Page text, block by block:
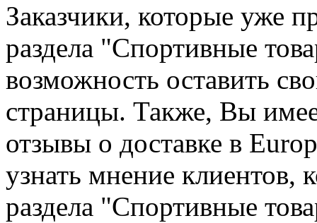
Заказчики, которые уже
раздела "Спортивные
возможность оставить
страницы. Также, Вы
отзывы о доставке в
узнать мнение клиентов,
раздела "Спортивные